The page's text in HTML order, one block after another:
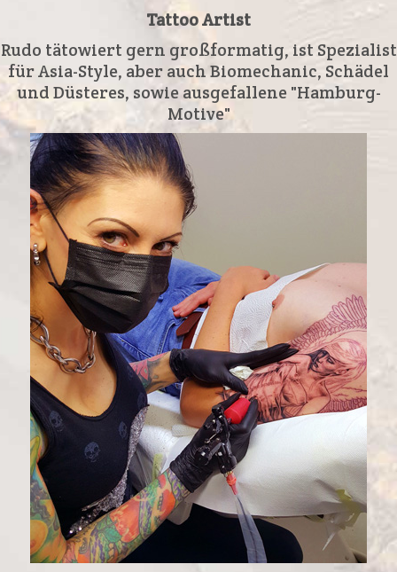
Tattoo Artist
Rudo tätowiert gern großformatig, ist Spezialist
für Asia-Style, aber auch Biomechanic, Schädel
und Düsteres, sowie ausgefallene "Hamburg-
Motive"